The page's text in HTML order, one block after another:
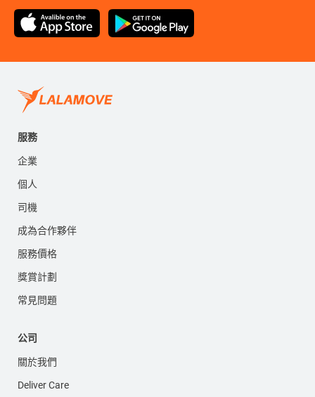
服務
企業
個人
司機
成為合作夥伴
服務價格
獎賞計劃
常見問題
公司
關於我們
Deliver Care